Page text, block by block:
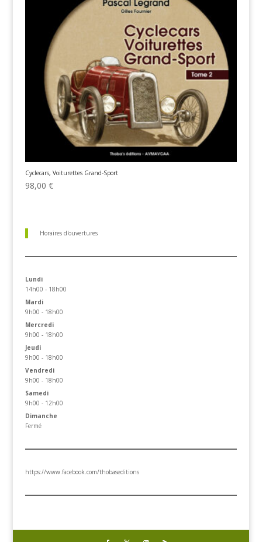
Cyclecars, Voiturettes Grand-Sport
98,00 €
Horaires d'ouvertures
Lundi
14h00 - 18h00
Mardi
9h00 - 18h00
Mercredi
9h00 - 18h00
Jeudi
9h00 - 18h00
Vendredi
9h00 - 18h00
Samedi
9h00 - 12h00
Dimanche
Fermé
https://www.facebook.com/thobaseditions